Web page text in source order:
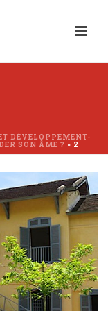
DÉVELOPPEMENT-
SON ÂME ? » 2